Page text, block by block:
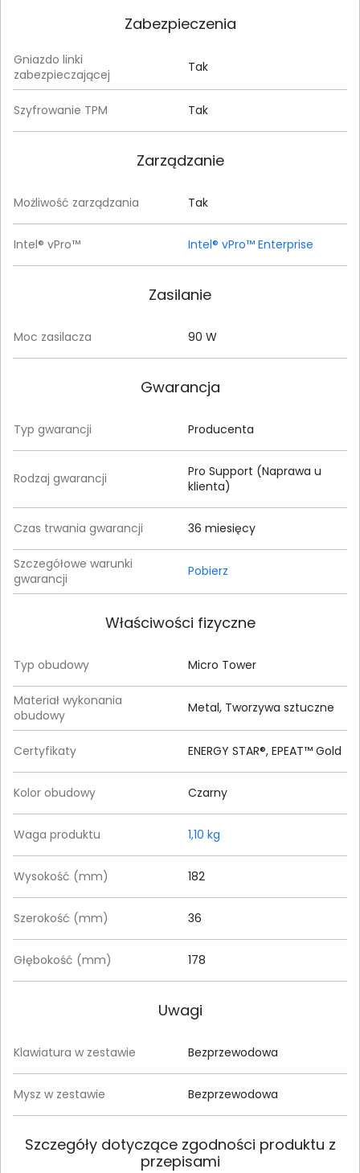
Zabezpieczenia
Gniazdo linki
zabezpieczającej
Tak
Szyfrowanie TPM Tak
Zarządzanie
Możliwość zarządzania Tak
Intel® vPro™ Intel® vPro™ Enterprise
Zasilanie
Moc zasilacza 90 W
Gwarancja
Typ gwarancji Producenta
Rodzaj gwarancji
Pro Support (Naprawa u
klienta)
Czas trwania gwarancji 36 miesięcy
Szczegółowe warunki
gwarancji
Pobierz
Właściwości fizyczne
Typ obudowy Micro Tower
Materiał wykonania
obudowy
Metal, Tworzywa sztuczne
Certyfikaty ENERGY STAR®, EPEAT™ Gold
Kolor obudowy Czarny
Waga produktu 1,10 kg
Wysokość (mm) 182
Szerokość (mm) 36
Głębokość (mm) 178
Uwagi
Klawiatura w zestawie Bezprzewodowa
Mysz w zestawie Bezprzewodowa
Szczegóły dotyczące zgodności produktu z
przepisami